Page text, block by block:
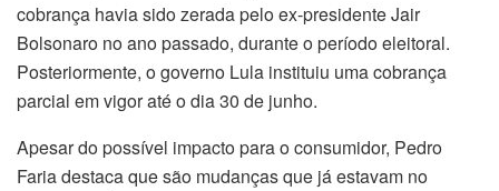
cobrança havia sido zerada pelo ex-presidente Jair
Bolsonaro no ano passado, durante o período eleitoral.
Posteriormente, o governo Lula instituiu uma cobrança
parcial em vigor até o dia 30 de junho.
Apesar do possível impacto para o consumidor, Pedro
Faria destaca que são mudanças que já estavam no